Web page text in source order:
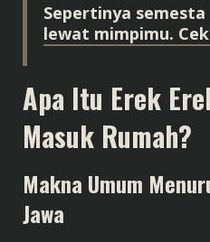
Sepertinya
lewat mimpimu.
Apa Itu Erek
Masuk Rumah?
Makna Umum
Jawa